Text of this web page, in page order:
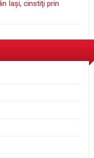
Iaşi, cinstiţi prin